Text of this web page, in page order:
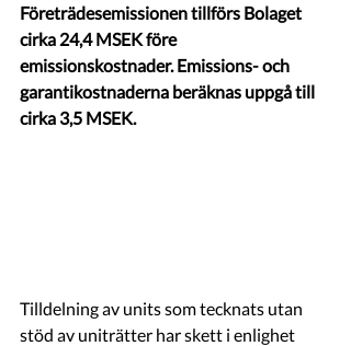
Företrädesemissionen tillförs Bolaget
cirka 24,4 MSEK före
emissionskostnader. Emissions- och
garantikostnaderna beräknas uppgå till
cirka 3,5 MSEK.
Tilldelning av units som tecknats utan
stöd av uniträtter har skett i enlighet